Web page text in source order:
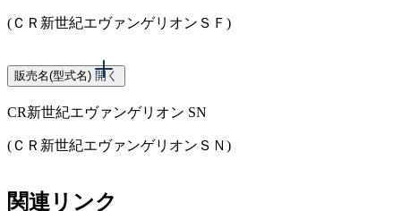
(ＣＲ新世紀エヴァンゲリオンＳＦ)
スペック
大当り確率（1/397.2）
販売名(型式名) 開く
CR新世紀エヴァンゲリオン SN
(ＣＲ新世紀エヴァンゲリオンＳＮ)
スペック
関連リンク